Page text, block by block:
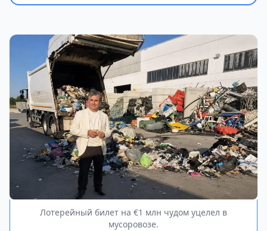
Лотерейный билет на €1 млн чудом уцелел в
мусоровозе.